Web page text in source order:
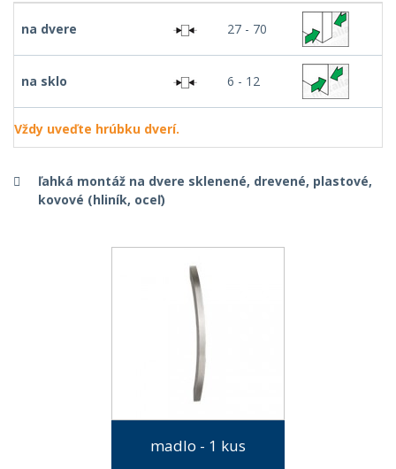
na dvere 27 - 70
na sklo 6 - 12
Vždy uveďte hrúbku dverí.
ľahká montáž na dvere sklenené, drevené, plastové,
kovové (hliník, oceľ)
madlo - 1 kus